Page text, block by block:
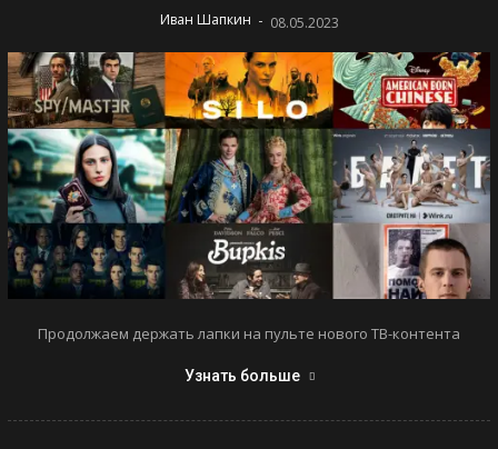
Иван Шапкин - 08.05.2023
Продолжаем держать лапки на пульте нового ТВ-контента
Узнать больше